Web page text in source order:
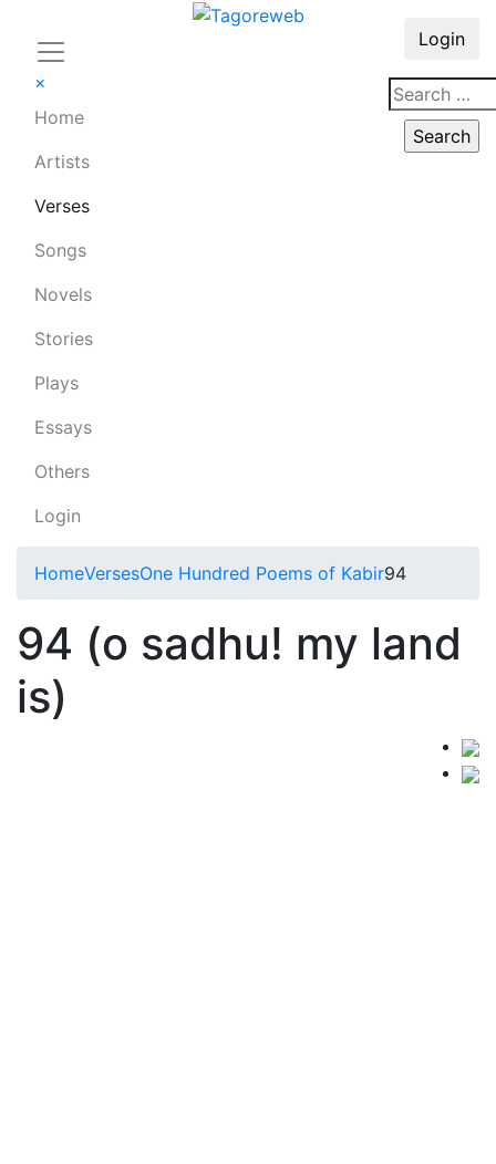
×
Home
Artists
Verses
Songs
Novels
Stories
Plays
Essays
Others
Login
Login
HomeVersesOne Hundred Poems of Kabir94
94 (o sadhu! my land
is)